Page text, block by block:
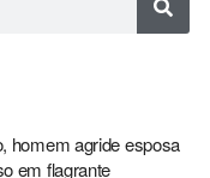
homem agride esposa
em flagrante